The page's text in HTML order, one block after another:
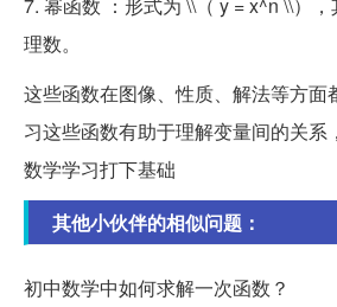
7. 幂函数 ：形式为 \\（ y = x^n \\）
理数。
这些函数在图像、性质、解法等方面
习这些函数有助于理解变量间的关系
数学学习打下基础
其他小伙伴的相似问题：
初中数学中如何求解一次函数？